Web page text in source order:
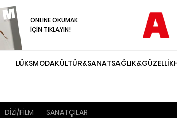
ONLINE OKUMAK
İÇİN TIKLAYIN!
LÜKSMODAKÜLTÜR&SANATSAĞLIK&GÜZELLİK
DİZİ/FİLM SANATÇILAR